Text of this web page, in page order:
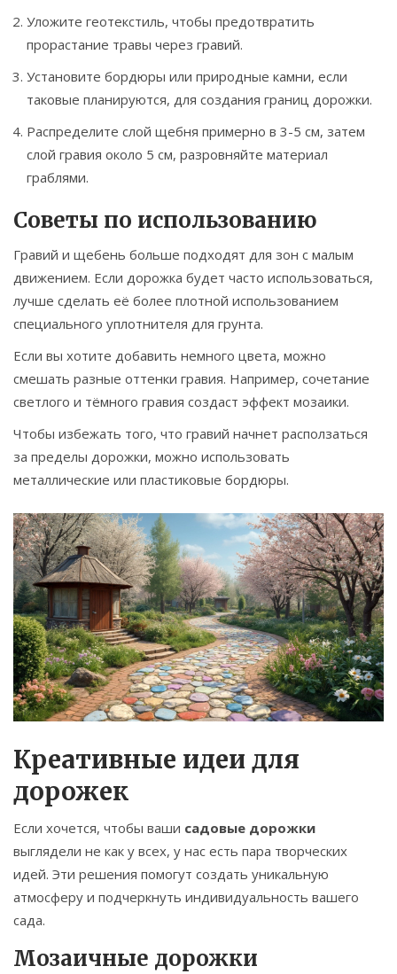
Уложите геотекстиль, чтобы предотвратить
прорастание травы через гравий.
Установите бордюры или природные камни, если
таковые планируются, для создания границ дорожки.
Распределите слой щебня примерно в 3-5 см, затем
слой гравия около 5 см, разровняйте материал
граблями.
Советы по использованию
Гравий и щебень больше подходят для зон с малым
движением. Если дорожка будет часто использоваться,
лучше сделать её более плотной использованием
специального уплотнителя для грунта.
Если вы хотите добавить немного цвета, можно
смешать разные оттенки гравия. Например, сочетание
светлого и тёмного гравия создаст эффект мозаики.
Чтобы избежать того, что гравий начнет расползаться
за пределы дорожки, можно использовать
металлические или пластиковые бордюры.
Креативные идеи для
дорожек
Если хочется, чтобы ваши садовые дорожки
выглядели не как у всех, у нас есть пара творческих
идей. Эти решения помогут создать уникальную
атмосферу и подчеркнуть индивидуальность вашего
сада.
Мозаичные дорожки